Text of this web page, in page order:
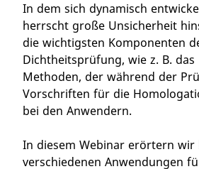
In dem sich dynamisch
herrscht große Unsicherheit
die wichtigsten Komponenten
Dichtheitsprüfung, wie z. B.
Methoden, der während der
Vorschriften für die
bei den Anwendern.
In diesem Webinar erörtern
verschiedenen Anwendungen